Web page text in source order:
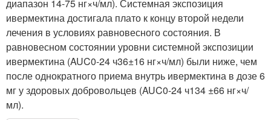
диапазон 14-75 нг×ч/мл). Системная экспозиция
ивермектина достигала плато к концу второй недели
лечения в условиях равновесного состояния. В
равновесном состоянии уровни системной экспозиции
ивермектина (AUC0-24 ч36±16 нг×ч/мл) были ниже, чем
после однократного приема внутрь ивермектина в дозе 6
мг у здоровых добровольцев (AUC0-24 ч134 ±66 нг×ч/
мл).